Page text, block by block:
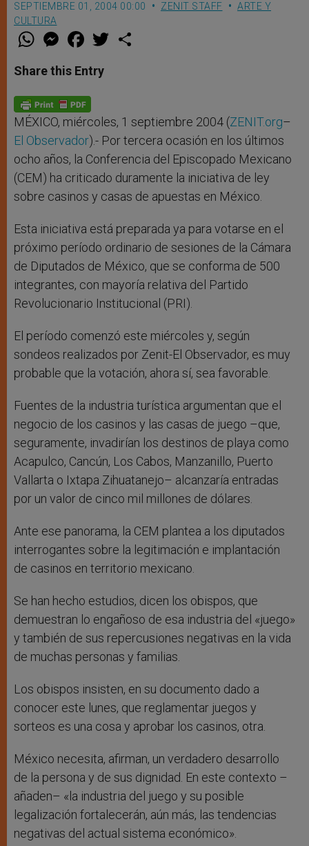
SEPTIEMBRE 01, 2004 00:00 ZENIT STAFF
ARTE Y
CULTURA
W
t
s
p
p
M
e
s
e
g
e
r
F
a
e
b
o
k
w
Share this Entry
MÉXICO, miércoles, 1 septiembre 2004 (ZENIT.org–
El Observador).- Por tercera ocasión en los últimos
ocho años, la Conferencia del Episcopado Mexicano
(CEM) ha criticado duramente la iniciativa de ley
sobre casinos y casas de apuestas en México.
Esta iniciativa está preparada ya para votarse en el
próximo período ordinario de sesiones de la Cámara
de Diputados de México, que se conforma de 500
integrantes, con mayoría relativa del Partido
Revolucionario Institucional (PRI).
El período comenzó este miércoles y, según
sondeos realizados por Zenit-El Observador, es muy
probable que la votación, ahora sí, sea favorable.
Fuentes de la industria turística argumentan que el
negocio de los casinos y las casas de juego –que,
seguramente, invadirían los destinos de playa como
Acapulco, Cancún, Los Cabos, Manzanillo, Puerto
Vallarta o Ixtapa Zihuatanejo– alcanzaría entradas
por un valor de cinco mil millones de dólares.
Ante ese panorama, la CEM plantea a los diputados
interrogantes sobre la legitimación e implantación
de casinos en territorio mexicano.
Se han hecho estudios, dicen los obispos, que
demuestran lo engañoso de esa industria del «juego»
y también de sus repercusiones negativas en la vida
de muchas personas y familias.
Los obispos insisten, en su documento dado a
conocer este lunes, que reglamentar juegos y
sorteos es una cosa y aprobar los casinos, otra.
México necesita, afirman, un verdadero desarrollo
de la persona y de sus dignidad. En este contexto –
añaden– «la industria del juego y su posible
legalización fortalecerán, aún más, las tendencias
negativas del actual sistema económico».